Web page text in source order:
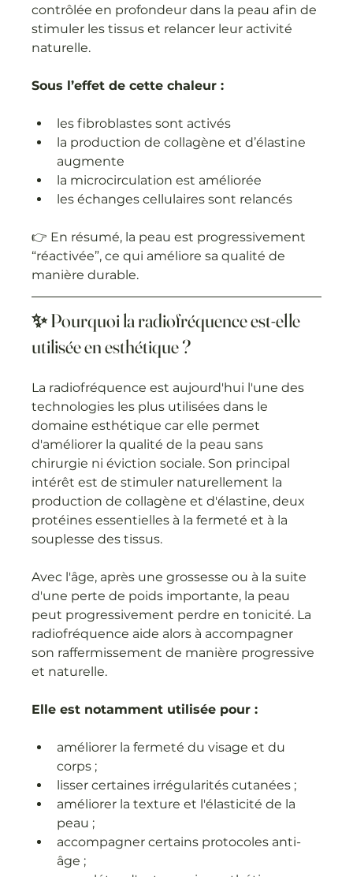
contrôlée en profondeur dans la peau afin de
stimuler les tissus et relancer leur activité
naturelle.
Sous l’effet de cette chaleur :
les fibroblastes sont activés
la production de collagène et d’élastine
augmente
la microcirculation est améliorée
les échanges cellulaires sont relancés
👉 En résumé, la peau est progressivement
“réactivée”, ce qui améliore sa qualité de
manière durable.
✨ Pourquoi la radiofréquence est-elle
utilisée en esthétique ?
La radiofréquence est aujourd'hui l'une des
technologies les plus utilisées dans le
domaine esthétique car elle permet
d'améliorer la qualité de la peau sans
chirurgie ni éviction sociale. Son principal
intérêt est de stimuler naturellement la
production de collagène et d'élastine, deux
protéines essentielles à la fermeté et à la
souplesse des tissus.
Avec l'âge, après une grossesse ou à la suite
d'une perte de poids importante, la peau
peut progressivement perdre en tonicité. La
radiofréquence aide alors à accompagner
son raffermissement de manière progressive
et naturelle.
Elle est notamment utilisée pour :
améliorer la fermeté du visage et du
corps ;
lisser certaines irrégularités cutanées ;
améliorer la texture et l'élasticité de la
peau ;
accompagner certains protocoles anti-
âge ;